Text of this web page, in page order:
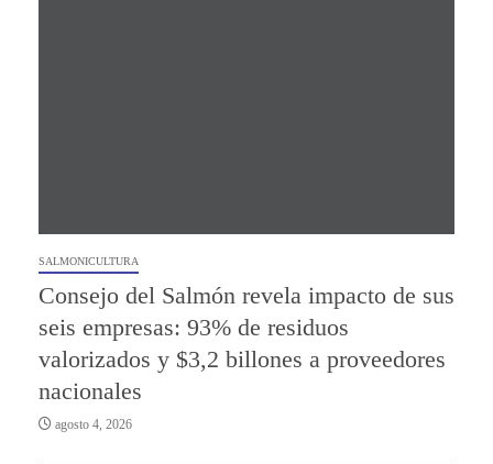
SALMONICULTURA
Consejo del Salmón revela impacto de sus
seis empresas: 93% de residuos
valorizados y $3,2 billones a proveedores
nacionales
agosto 4, 2026